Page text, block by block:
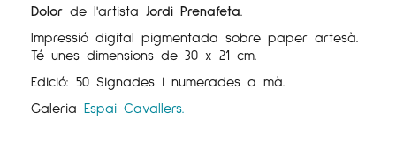
Dolor de l'artista Jordi Prenafeta
Impressió digital pigmentada sobre paper artesà.
Té unes dimensions de 30 x 21 cm.
Edició: 50 Signades i numerades a mà.
Galeria Espai Cavallers.